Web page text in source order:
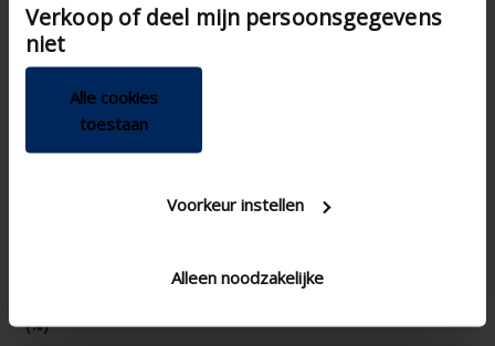
van hun services.
Verkoop of deel mijn persoonsgegevens
niet
Alle cookies
toestaan
Voorkeur instellen
Alleen noodzakelijke
CD coefficient
-
Water resistance at 0,5 m/s
(%)